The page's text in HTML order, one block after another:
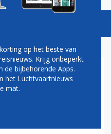
EIND
MET
BOEING
op het beste van
Krijg onbeperkt
de bijbehorende Apps.
het Luchtvaartnieuws
mat.